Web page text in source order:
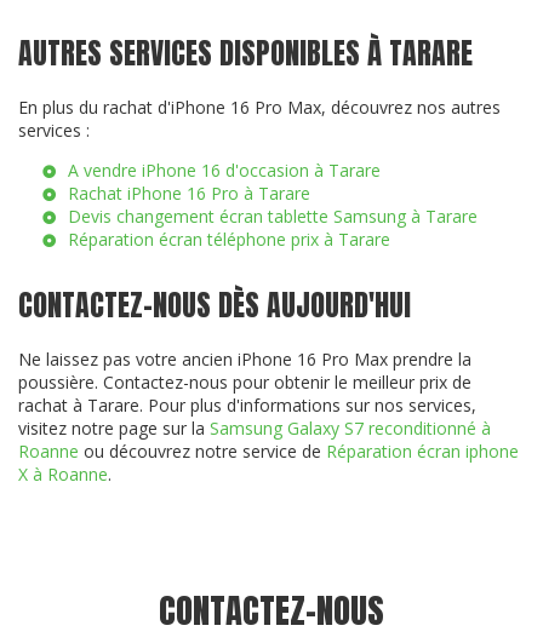
AUTRES SERVICES DISPONIBLES À TARARE
En plus du rachat d'iPhone 16 Pro Max, découvrez nos autres
services :
A vendre iPhone 16 d'occasion à Tarare
Rachat iPhone 16 Pro à Tarare
Devis changement écran tablette Samsung à Tarare
Réparation écran téléphone prix à Tarare
CONTACTEZ-NOUS DÈS AUJOURD'HUI
Ne laissez pas votre ancien iPhone 16 Pro Max prendre la
poussière. Contactez-nous pour obtenir le meilleur prix de
rachat à Tarare. Pour plus d'informations sur nos services,
visitez notre page sur la Samsung Galaxy S7 reconditionné à
Roanne ou découvrez notre service de Réparation écran iphone
X à Roanne.
CONTACTEZ-NOUS